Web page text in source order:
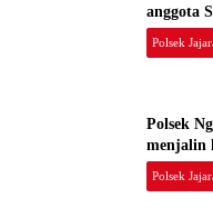
anggota
Polsek
Polsek
menjalin
Polsek